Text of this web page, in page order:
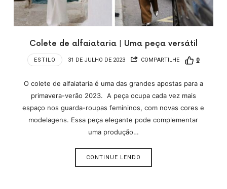
Colete de alfaiataria | Uma peça versátil
ESTILO 31 DE JULHO DE 2023 COMPARTILHE 0
O colete de alfaiataria é uma das grandes apostas para a
primavera-verão 2023. A peça ocupa cada vez mais
espaço nos guarda-roupas femininos, com novas cores e
modelagens. Essa peça elegante pode complementar
uma produção…
CONTINUE LENDO